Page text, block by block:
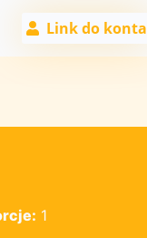
Link do konta
1